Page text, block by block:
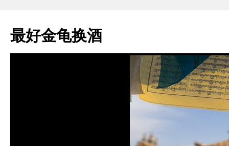
最好金龟换酒